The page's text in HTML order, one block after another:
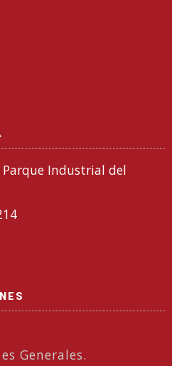
Parque Industrial del
Generales.